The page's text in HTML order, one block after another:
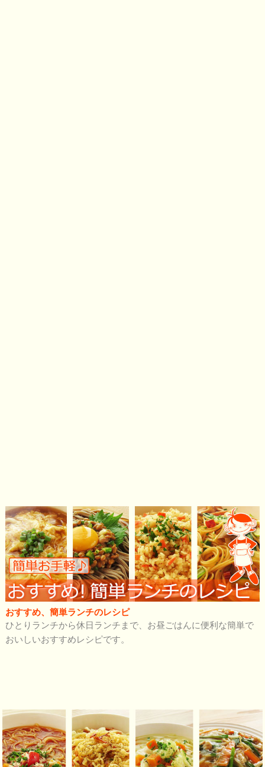
おすすめ、簡単ランチのレシピ
ひとりランチから休日ランチまで、お昼ごはんに便利な簡単で
おいしいおすすめレシピです。